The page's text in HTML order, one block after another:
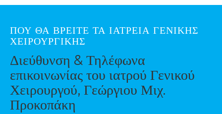
ΠΟΥ ΘΑ ΒΡΕΙΤΕ ΤΑ ΙΑΤΡΕΙΑ ΓΕΝΙΚΗΣ
ΧΕΙΡΟΥΡΓΙΚΗΣ
Διεύθυνση & Τηλέφωνα
επικοινωνίας του ιατρού Γενικού
Χειρουργού, Γεώργιου Μιχ.
Προκοπάκη